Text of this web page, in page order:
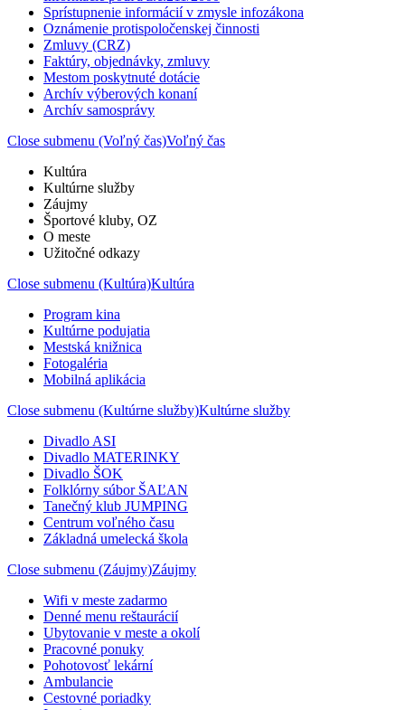
Sprístupnenie informácií v zmysle infozákona
Oznámenie protispoločenskej činnosti
Zmluvy (CRZ)
Faktúry, objednávky, zmluvy
Mestom poskytnuté dotácie
Archív výberových konaní
Archív samosprávy
Close submenu (Voľný čas)Voľný čas
Kultúra
Kultúrne služby
Záujmy
Športové kluby, OZ
O meste
Užitočné odkazy
Close submenu (Kultúra)Kultúra
Program kina
Kultúrne podujatia
Mestská knižnica
Fotogaléria
Mobilná aplikácia
Close submenu (Kultúrne služby)Kultúrne služby
Divadlo ASI
Divadlo MATERINKY
Divadlo ŠOK
Folklórny súbor ŠAĽAN
Tanečný klub JUMPING
Centrum voľného času
Základná umelecká škola
Close submenu (Záujmy)Záujmy
Wifi v meste zadarmo
Denné menu reštaurácií
Ubytovanie v meste a okolí
Pracovné ponuky
Pohotovosť lekární
Ambulancie
Cestovné poriadky